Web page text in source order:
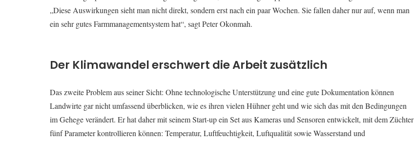
„Diese Auswirkungen sieht man nicht direkt, sondern erst nach ein paar Wochen. Sie fallen daher nur auf, wenn man
ein sehr gutes Farmmanagementsystem hat“, sagt Peter Okonmah.
Der Klimawandel erschwert die Arbeit zusätzlich
Das zweite Problem aus seiner Sicht: Ohne technologische Unterstützung und eine gute Dokumentation können
Landwirte gar nicht umfassend überblicken, wie es ihren vielen Hühner geht und wie sich das mit den Bedingungen
im Gehege verändert. Er hat daher mit seinem Start-up ein Set aus Kameras und Sensoren entwickelt, mit dem Züchter
fünf Parameter kontrollieren können: Temperatur, Luftfeuchtigkeit, Luftqualität sowie Wasserstand und